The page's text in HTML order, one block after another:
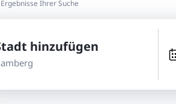
Ergebnisse Ihrer Suche
hinzufügen